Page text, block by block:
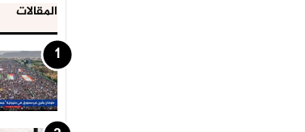
المقالات